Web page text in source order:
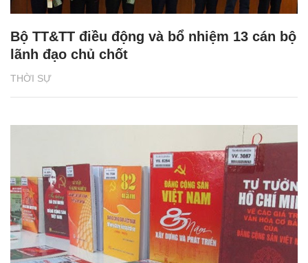
THỜI SỰ
Bộ TT&TT điều động và bổ nhiệm 13 cán bộ
lãnh đạo chủ chốt